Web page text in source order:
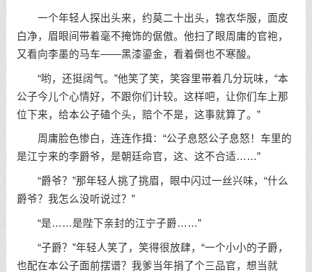
一个年轻人探出头来，约莫二十出头，锦衣华服，面皮
白净，眉眼间带着毫不掩饰的倨傲。他扫了眼周庸的官袍，
又看向李墨的马车——黑漆鎏金，看着倒也不寒酸。
“哟，还挺阔气。”他笑了笑，笑容里带着几分玩味，“本
公子今儿个心情好，不跟你们计较。这样吧，让你们车上那
位下来，给本公子磕个头，赔个不是，这事就算了。”
周庸脸色惨白，连连作揖：“公子息怒公子息怒！车里的
是江宁来的李爵爷，是朝廷命官，这、这不合适……”
“爵爷？”那年轻人挑了挑眉，眼中闪过一丝兴味，“什么
爵爷？我怎么没听说过？”
“是……是陛下亲封的江宁子爵……”
“子爵？”年轻人笑了，笑得很放肆，“一个小小的子爵，
也配在本公子面前摆谱？我爹当年捐了个三品官，想当就